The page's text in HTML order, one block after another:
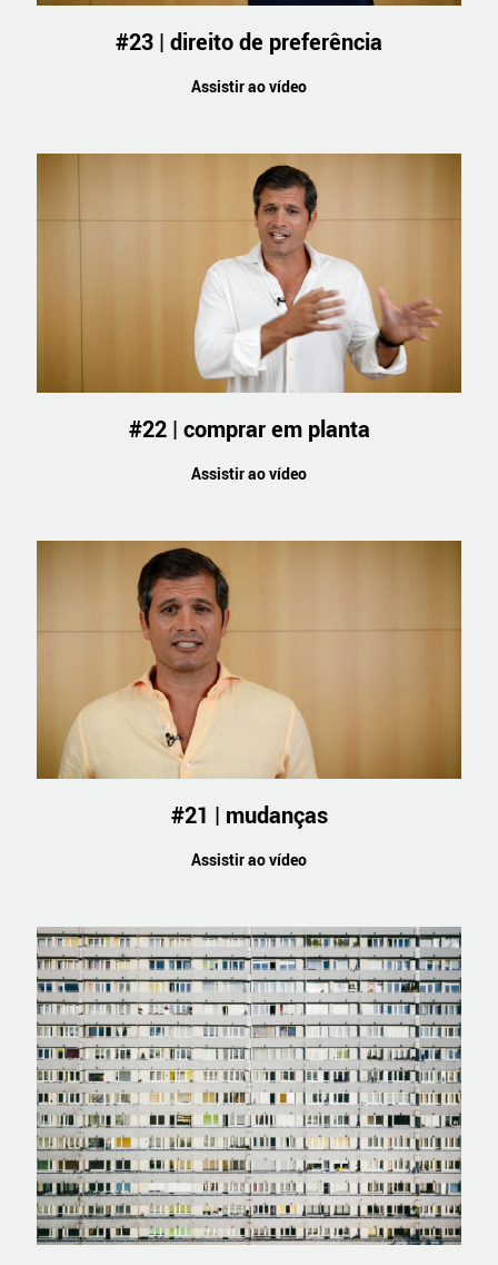
#23 | direito de preferência
Assistir ao vídeo
#22 | comprar em planta
Assistir ao vídeo
#21 | mudanças
Assistir ao vídeo